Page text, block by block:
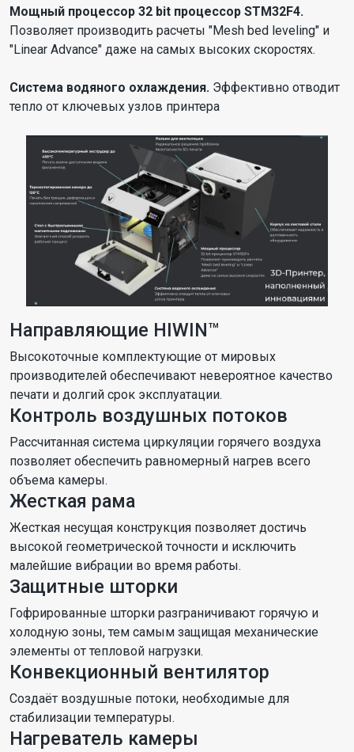
Мощный процессор 32 bit процессор STM32F4.
Позволяет производить расчеты "Mesh bed leveling" и
"Linear Advance" даже на самых высоких скоростях.
Система водяного охлаждения. Эффективно отводит
тепло от ключевых узлов принтера
Направляющие HIWIN™
Высокоточные комплектующие от мировых
производителей обеспечивают невероятное качество
печати и долгий срок эксплуатации.
Контроль воздушных потоков
Рассчитанная система циркуляции горячего воздуха
позволяет обеспечить равномерный нагрев всего
объема камеры.
Жесткая рама
Жесткая несущая конструкция позволяет достичь
высокой геометрической точности и исключить
малейшие вибрации во время работы.
Защитные шторки
Гофрированные шторки разграничивают горячую и
холодную зоны, тем самым защищая механические
элементы от тепловой нагрузки.
Конвекционный вентилятор
Создаёт воздушные потоки, необходимые для
стабилизации температуры.
Нагреватель камеры